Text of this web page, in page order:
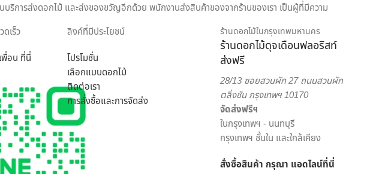
บริการส่งดอกไม้ และส่งของขวัญอีกด้วย พนักงานส่งสินค้าของจากร้านของเรา เป็นผู้ที่มีความ
ม้ออนไลน์ ที่เน้นให้บริการเพื่อตอบโจทย์ไลฟ์สไตล์ของคนยุคใหม่ สะดวกสบาย ครบครัน ครอบคลุม
งเต็มที่ ทีมงานจาก ร้านดอกไม้ออนไลน์ ดุจเดือน ฟลอริสท์ ยินดีให้คำปรึกษาแนะนำเรื่องการส่ง
นสำคัญใด นึกถึงงานรับจัดดอกไม้จากมืออาชีพ มากประสบการณ์ ต้องเลือกสั่งดอกไม้ออนไลน์ กับ
เร็ว
อน ที่นี่
ลิงค์ที่มีประโยชน์
โปรโมชั่น
เลือกแบบดอกไม้
ติดต่อเรา
การสั่งซื้อและการจัดส่ง
ร้านดอกไม้ในกรุงเทพมหานคร
ร้านดอกไม้ดุจเดือนฟลอริสท์
ส่งฟรี
28/13 ซอยสวนผัก 27 ถนนสวนผัก
ตลิ่งชัน กรุงเทพฯ 10170
จัดส่งฟรีฯ
ในกรุงเทพฯ - นนทบุรี
กรุงเทพฯ ชั้นใน และใกล้เคียง
สั่งซื้อสินค้า กรุณา แอดไลน์ที่นี่